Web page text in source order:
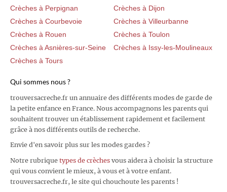
Crèches à Perpignan
Crèches à Dijon
Crèches à Courbevoie
Crèches à Villeurbanne
Crèches à Rouen
Crèches à Toulon
Crèches à Asnières-sur-Seine
Crèches à Issy-les-Moulineaux
Crèches à Tours
Qui sommes nous ?
trouversacreche.fr un annuaire des différents modes de garde de
la petite enfance en France. Nous accompagnons les parents qui
souhaitent trouver un établissement rapidement et facilement
grâce à nos différents outils de recherche.
Envie d'en savoir plus sur les modes gardes ?
Notre rubrique types de crèches vous aidera à choisir la structure
qui vous convient le mieux, à vous et à votre enfant.
trouversacreche.fr, le site qui chouchoute les parents !